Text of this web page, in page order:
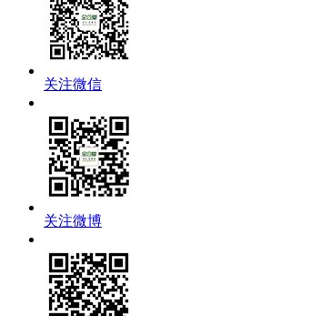
关注微信
关注微博